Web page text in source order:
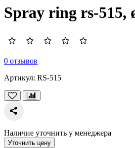
Spray ring rs-515,
0 отзывов
Артикул: RS-515
Наличие уточнить у менеджера
Уточнить цену